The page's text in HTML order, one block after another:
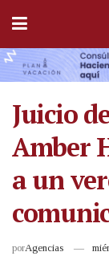
Juicio
Amber
a un
porAgencias